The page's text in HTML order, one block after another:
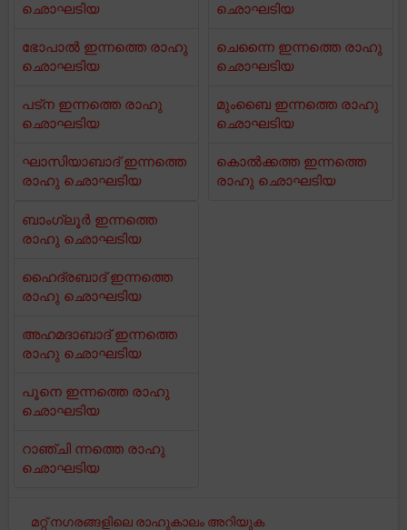
ഛൊഘടിയ
ഭോപാൽ ഇന്നത്തെ രാഹു
ഛൊഘടിയ
പട്ന ഇന്നത്തെ രാഹു
ഛൊഘടിയ
ഘാസിയാബാദ് ഇന്നത്തെ
രാഹു ഛൊഘടിയ
ഛൊഘടിയ
ചെന്നൈ ഇന്നത്തെ രാഹു
ഛൊഘടിയ
മുംബൈ ഇന്നത്തെ രാഹു
ഛൊഘടിയ
കൊൽക്കത്ത ഇന്നത്തെ
രാഹു ഛൊഘടിയ
ബാംഗ്ലൂർ ഇന്നത്തെ
രാഹു ഛൊഘടിയ
ഹൈദ്രബാദ് ഇന്നത്തെ
രാഹു ഛൊഘടിയ
അഹമദാബാദ് ഇന്നത്തെ
രാഹു ഛൊഘടിയ
പൂനെ ഇന്നത്തെ രാഹു
ഛൊഘടിയ
റാഞ്ചി ന്നത്തെ രാഹു
ഛൊഘടിയ
മറ്റ് നഗരങ്ങളിലെ രാഹുകാലം അറിയുക